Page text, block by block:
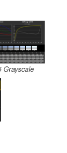
Grayscale